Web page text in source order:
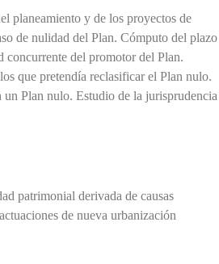
planeamiento y de los proyectos de
de nulidad del Plan. Cómputo del
concurrente del promotor del Plan.
que pretendía reclasificar el Plan nulo.
Plan nulo. Estudio de la jurisprudencia
patrimonial derivada de causas
de nueva urbanización